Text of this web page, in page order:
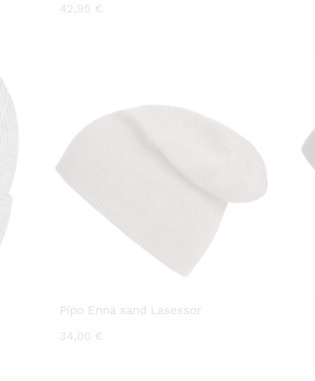
42,95 €
Pipo Enna sand Lasessor
34,00 €